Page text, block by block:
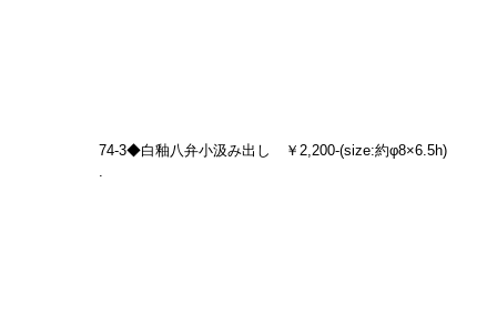
74-3◆白釉八弁小汲み出し　￥2,200-(size:約φ8×6.5h)